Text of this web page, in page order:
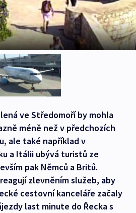
ve Středomoří by mohla
méně než v předchozích
ale také například v
a Itálii ubývá turistů ze
pak Němců a Britů.
zlevněním služeb, aby
cestovní kanceláře začaly
last minute do Řecka s